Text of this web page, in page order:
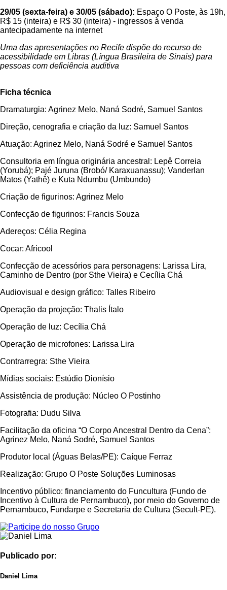
29/05 (sexta-feira) e 30/05 (sábado): Espaço O Poste, às 19h,
R$ 15 (inteira) e R$ 30 (inteira) - ingressos à venda
antecipadamente na internet
Uma das apresentações no Recife dispõe do recurso de
acessibilidade em Libras (Língua Brasileira de Sinais) para
pessoas com deficiência auditiva
Ficha técnica
Dramaturgia: Agrinez Melo, Naná Sodré, Samuel Santos
Direção, cenografia e criação da luz: Samuel Santos
Atuação: Agrinez Melo, Naná Sodré e Samuel Santos
Consultoria em língua originária ancestral: Lepê Correia
(Yorubá); Pajé Juruna (Brobó/ Karaxuanassu); Vanderlan
Matos (Yathê) e Kuta Ndumbu (Umbundo)
Criação de figurinos: Agrinez Melo
Confecção de figurinos: Francis Souza
Adereços: Célia Regina
Cocar: Africool
Confecção de acessórios para personagens: Larissa Lira,
Caminho de Dentro (por Sthe Vieira) e Cecília Chá
Audiovisual e design gráfico: Talles Ribeiro
Operação da projeção: Thalis Ítalo
Operação de luz: Cecília Chá
Operação de microfones: Larissa Lira
Contrarregra: Sthe Vieira
Mídias sociais: Estúdio Dionísio
Assistência de produção: Núcleo O Postinho
Fotografia: Dudu Silva
Facilitação da oficina “O Corpo Ancestral Dentro da Cena”:
Agrinez Melo, Naná Sodré, Samuel Santos
Produtor local (Águas Belas/PE): Caíque Ferraz
Realização: Grupo O Poste Soluções Luminosas
Incentivo público: financiamento do Funcultura (Fundo de
Incentivo à Cultura de Pernambuco), por meio do Governo de
Pernambuco, Fundarpe e Secretaria de Cultura (Secult-PE).
Publicado por:
Daniel Lima